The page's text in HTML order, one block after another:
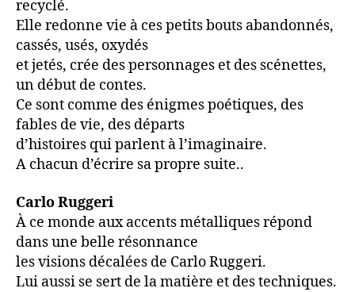
recyclé.
Elle redonne vie à ces petits bouts abandonnés,
cassés, usés, oxydés
et jetés, crée des personnages et des scénettes,
un début de contes.
Ce sont comme des énigmes poétiques, des
fables de vie, des départs
d’histoires qui parlent à l’imaginaire.
A chacun d’écrire sa propre suite..
Carlo Ruggeri
À ce monde aux accents métalliques répond
dans une belle résonnance
les visions décalées de Carlo Ruggeri.
Lui aussi se sert de la matière et des techniques.